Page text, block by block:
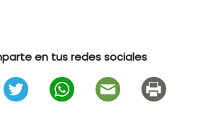
en tus redes sociales